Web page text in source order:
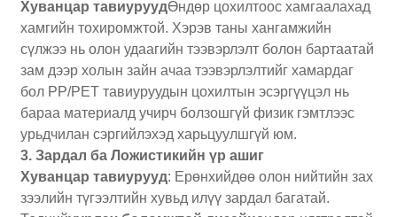
Хуванцар тавиуруудӨндөр цохилтоос хамгаалахад
хамгийн тохиромжтой. Хэрэв таны хангамжийн
сүлжээ нь олон удаагийн тээвэрлэлт болон бартаатай
зам дээр холын зайн ачаа тээвэрлэлтийг хамардаг
бол PP/PET тавиуруудын цохилтын эсэргүүцэл нь
бараа материалд учирч болзошгүй физик гэмтлээс
урьдчилан сэргийлэхэд харьцуулшгүй юм.
3. Зардал ба Ложистикийн үр ашиг
Хуванцар тавиурууд: Ерөнхийдөө олон нийтийн зах
зээлийн түгээлтийн хувьд илүү зардал багатай.